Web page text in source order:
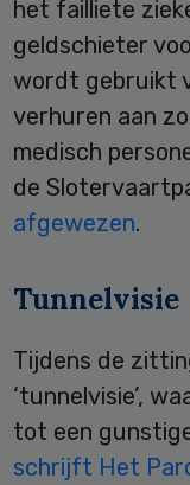
het failliete
geldschieter
wordt gebruikt
verhuren aan
medisch
de
afgewezen.
Tunnelvisie
Tijdens de
‘tunnelvisie’,
tot een
schrijft Het